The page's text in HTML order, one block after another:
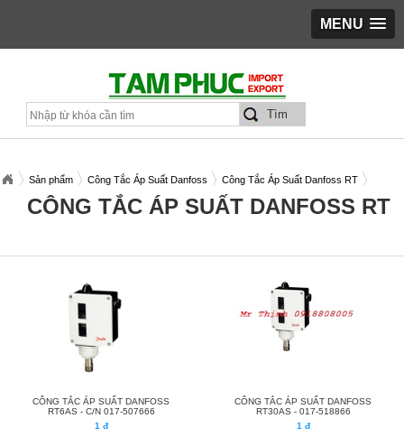
MENU
Sản phẩm Công Tắc Áp Suất Danfoss Công Tắc Áp Suất Danfoss RT
CÔNG TẮC ÁP SUẤT DANFOSS RT
CÔNG TẮC ÁP SUẤT DANFOSS
RT6AS - C/N 017-507666
1 đ
CÔNG TẮC ÁP SUẤT DANFOSS
RT30AS - 017-518866
1 đ